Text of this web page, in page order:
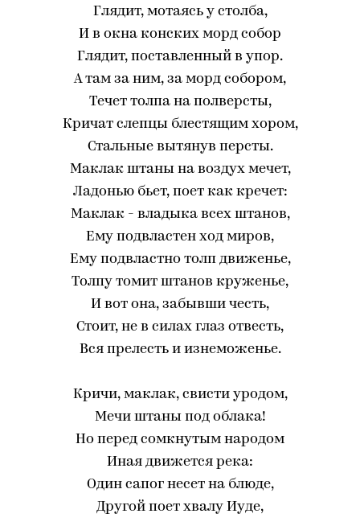
Глядит, мотаясь у столба,
И в окна конских морд собор
Глядит, поставленный в упор.
А там за ним, за морд собором,
Течет толпа на полверсты,
Кричат слепцы блестящим хором,
Стальные вытянув персты.
Маклак штаны на воздух мечет,
Ладонью бьет, поет как кречет:
Маклак - владыка всех штанов,
Ему подвластен ход миров,
Ему подвластно толп движенье,
Толпу томит штанов круженье,
И вот она, забывши честь,
Стоит, не в силах глаз отвесть,
Вся прелесть и изнеможенье.
Кричи, маклак, свисти уродом,
Мечи штаны под облака!
Но перед сомкнутым народом
Иная движется река:
Один сапог несет на блюде,
Другой поет хвалу Иуде,